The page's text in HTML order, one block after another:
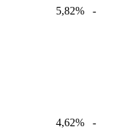
5,82% -
4,62% -